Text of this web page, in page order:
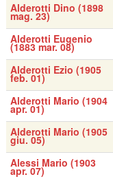
Alderotti Dino (1898
mag. 23)
Alderotti Eugenio
(1883 mar. 08)
Alderotti Ezio (1905
feb. 01)
Alderotti Mario (1904
apr. 01)
Alderotti Mario (1905
giu. 05)
Alessi Mario (1903
apr. 07)